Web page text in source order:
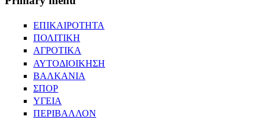
ΕΠΙΚΑΙΡΟΤΗΤΑ
ΠΟΛΙΤΙΚΗ
ΑΓΡΟΤΙΚΑ
ΑΥΤΟΔΙΟΙΚΗΣΗ
ΒΑΛΚΑΝΙΑ
ΣΠΟΡ
ΥΓΕΙΑ
ΠΕΡΙΒΑΛΛΟΝ